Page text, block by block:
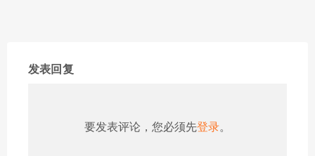
发表回复
要发表评论，您必须先登录。